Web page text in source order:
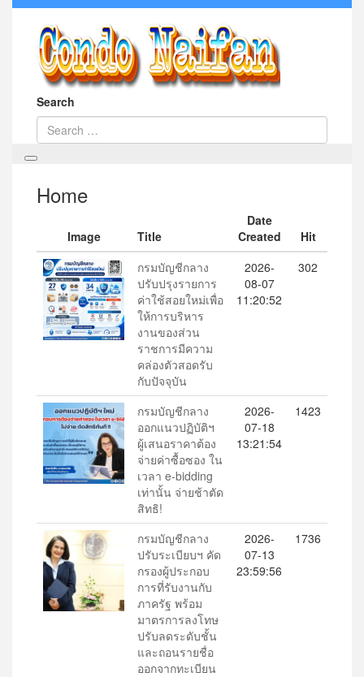
Search
Home
Image Title
Date
Created
Hit
กรมบัญชีกลาง
ปรับปรุงรายการ
ค่าใช้สอยใหม่เพื่อ
ให้การบริหาร
งานของส่วน
ราชการมีความ
คล่องตัวสอดรับ
กับปัจจุบัน
2026-
08-07
11:20:52
302
กรมบัญชีกลาง
ออกแนวปฏิบัติฯ
ผู้เสนอราคาต้อง
จ่ายค่าซื้อซอง ใน
เวลา e-bidding
เท่านั้น จ่ายช้าตัด
สิทธิ!
2026-
07-18
13:21:54
1423
กรมบัญชีกลาง
ปรับระเบียบฯ คัด
กรองผู้ประกอบ
การที่รับงานกับ
ภาครัฐ พร้อม
มาตรการลงโทษ
ปรับลดระดับชั้น
และถอนรายชื่อ
ออกจากทะเบียน
2026-
07-13
23:59:56
1736